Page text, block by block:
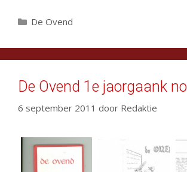
Categorieën
De Ovend
De Ovend 1e jaorgaank
6 september 2011 door Redaktie